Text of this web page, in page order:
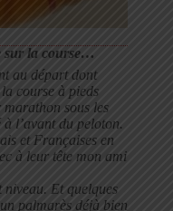
sur la course…
au départ dont
course à pieds
marathon sous les
l’avant du peloton.
et Françaises en
à leur tête mon ami
Et quelques
palmarès déjà bien